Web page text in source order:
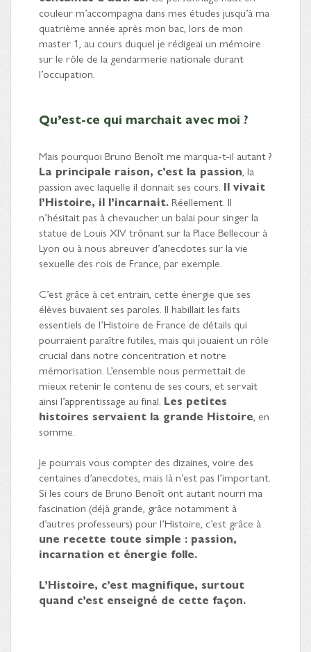
couleur m’accompagna dans mes études jusqu’à ma
quatrième année après mon bac, lors de mon
master 1, au cours duquel je rédigeai un mémoire
sur le rôle de la gendarmerie nationale durant
l’occupation.
Qu’est-ce qui marchait avec moi ?
Mais pourquoi Bruno Benoît me marqua-t-il autant ?
La principale raison, c’est la passion, la
passion avec laquelle il donnait ses cours. Il vivait
l’Histoire, il l’incarnait.Réellement. Il
n’hésitait pas à chevaucher un balai pour singer la
statue de Louis XIV trônant sur la Place Bellecour à
Lyon ou à nous abreuver d’anecdotes sur la vie
sexuelle des rois de France, par exemple.
C’est grâce à cet entrain, cette énergie que ses
élèves buvaient ses paroles. Il habillait les faits
essentiels de l’Histoire de France de détails qui
pourraient paraître futiles, mais qui jouaient un rôle
crucial dans notre concentration et notre
mémorisation. L’ensemble nous permettait de
mieux retenir le contenu de ses cours, et servait
ainsi l’apprentissage au final. Les petites
histoires servaient la grande Histoire, en
somme.
Je pourrais vous compter des dizaines, voire des
centaines d’anecdotes, mais là n’est pas l’important.
Si les cours de Bruno Benoît ont autant nourri ma
fascination (déjà grande, grâce notamment à
d’autres professeurs) pour l’Histoire, c’est grâce à
une recette toute simple : passion,
incarnation et énergie folle.
L’Histoire, c’est magnifique, surtout
quand c’est enseigné de cette façon.